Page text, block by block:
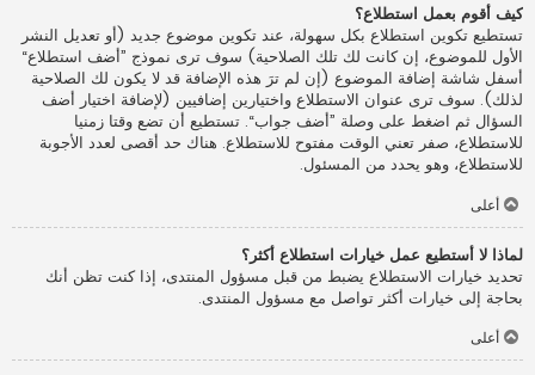
كيف أقوم بعمل استطلاع؟
تستطيع تكوين استطلاع بكل سهولة، عند تكوين موضوع جديد (أو تعديل النشر
الأول للموضوع، إن كانت لك تلك الصلاحية) سوف ترى نموذج ”أضف استطلاع“
أسفل شاشة إضافة الموضوع (إن لم ترَ هذه الإضافة قد لا يكون لك الصلاحية
لذلك). سوف ترى عنوان الاستطلاع واختيارين إضافيين (لإضافة اختيار أضف
السؤال ثم اضغط على وصلة ”أضف جواب“. تستطيع أن تضع وقتا زمنيا
للاستطلاع، صفر تعني الوقت مفتوح للاستطلاع. هناك حد أقصى لعدد الأجوبة
للاستطلاع، وهو يحدد من المسئول.
أعلى
لماذا لا أستطيع عمل خيارات استطلاع أكثر؟
تحديد خيارات الاستطلاع يضبط من قبل مسؤول المنتدى، إذا كنت تظن أنك
بحاجة إلى خيارات أكثر تواصل مع مسؤول المنتدى.
أعلى